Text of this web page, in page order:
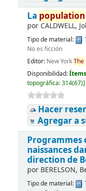
La population
por CALDWELL,
Tipo de material:
No es ficción
Editor: New YorkThe
Disponibilidad:
topográfica:314(67)]
Hacer
Agregar a
Programmes
naissances
direction de
por BERELSON,
Tipo de material: